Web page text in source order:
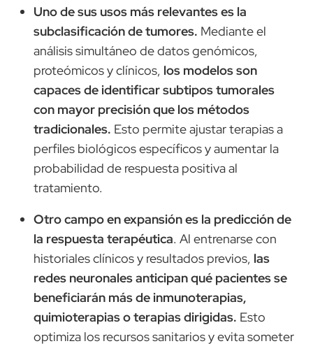
Uno de sus usos más relevantes es la
subclasificación de tumores. Mediante el
análisis simultáneo de datos genómicos,
proteómicos y clínicos, los modelos son
capaces de identificar subtipos tumorales
con mayor precisión que los métodos
tradicionales. Esto permite ajustar terapias a
perfiles biológicos específicos y aumentar la
probabilidad de respuesta positiva al
tratamiento.
Otro campo en expansión es la predicción de
la respuesta terapéutica. Al entrenarse con
historiales clínicos y resultados previos, las
redes neuronales anticipan qué pacientes se
beneficiarán más de inmunoterapias,
quimioterapias o terapias dirigidas. Esto
optimiza los recursos sanitarios y evita someter